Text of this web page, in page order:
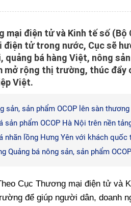
mại điện tử và Kinh tế số
điện tử trong nước, Cục sẽ
quảng bá hàng Việt, nông
mở rộng thị trường, thúc
Việt.
sản, sản phẩm OCOP lên sàn
sản phẩm OCOP Hà Nội trên nền
nhãn lồng Hưng Yên với khách quốc
Quảng bá nông sản, sản phẩm
Cục Thương mại điện tử và
để giúp người dân, doanh